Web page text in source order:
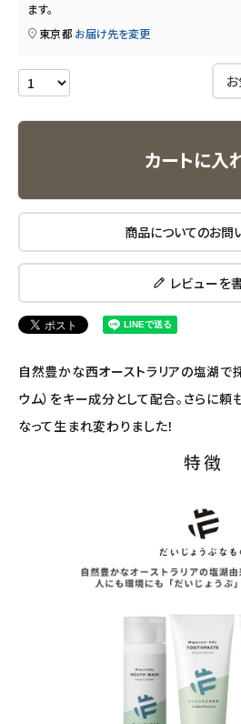
ブランド
エコリュクス
エコメイト
コラム・スタッフのおすすめ
ます。
東京都 お届け先を変更
カートに入
商品についてのお問
レビューを
自然豊かな西オーストラリアの塩湖で
ウム）をキー成分として配合。さらに頼
なって生まれ変わりました！
特徴